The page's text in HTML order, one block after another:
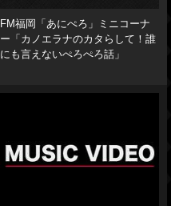
FM福岡「あにぺろ」ミニコーナ
ー「カノエラナのカタらして！誰
にも言えないぺろぺろ話」